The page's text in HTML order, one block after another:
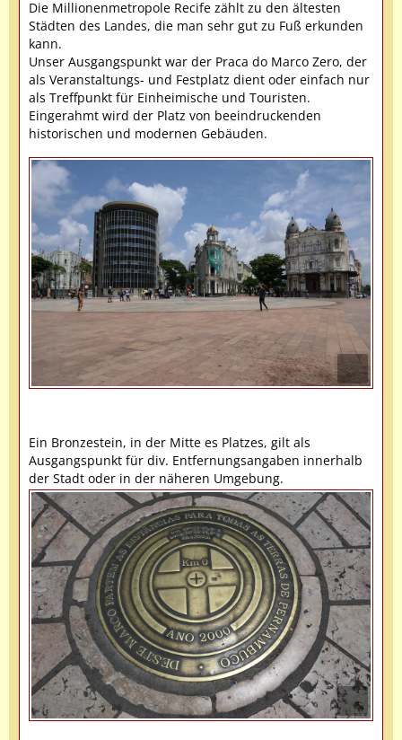
Die Millionenmetropole Recife zählt zu den ältesten
Städten des Landes, die man sehr gut zu Fuß erkunden
kann.
Unser Ausgangspunkt war der Praca do Marco Zero, der
als Veranstaltungs- und Festplatz dient oder einfach nur
als Treffpunkt für Einheimische und Touristen.
Eingerahmt wird der Platz von beeindruckenden
historischen und modernen Gebäuden.
Ein Bronzestein, in der Mitte es Platzes, gilt als
Ausgangspunkt für div. Entfernungsangaben innerhalb
der Stadt oder in der näheren Umgebung.